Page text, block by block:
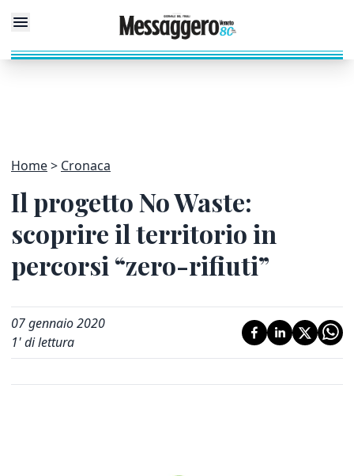
Home Cronaca
Il progetto No Waste:
scoprire il territorio in
percorsi “zero-rifiuti”
07 gennaio 2020
1' di lettura